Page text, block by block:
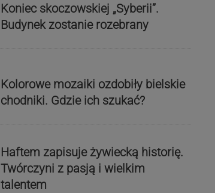
Koniec skoczowskiej „Syberii”.
Budynek zostanie rozebrany
Kolorowe mozaiki ozdobiły bielskie
chodniki. Gdzie ich szukać?
Haftem zapisuje żywiecką historię.
Twórczyni z pasją i wielkim
talentem